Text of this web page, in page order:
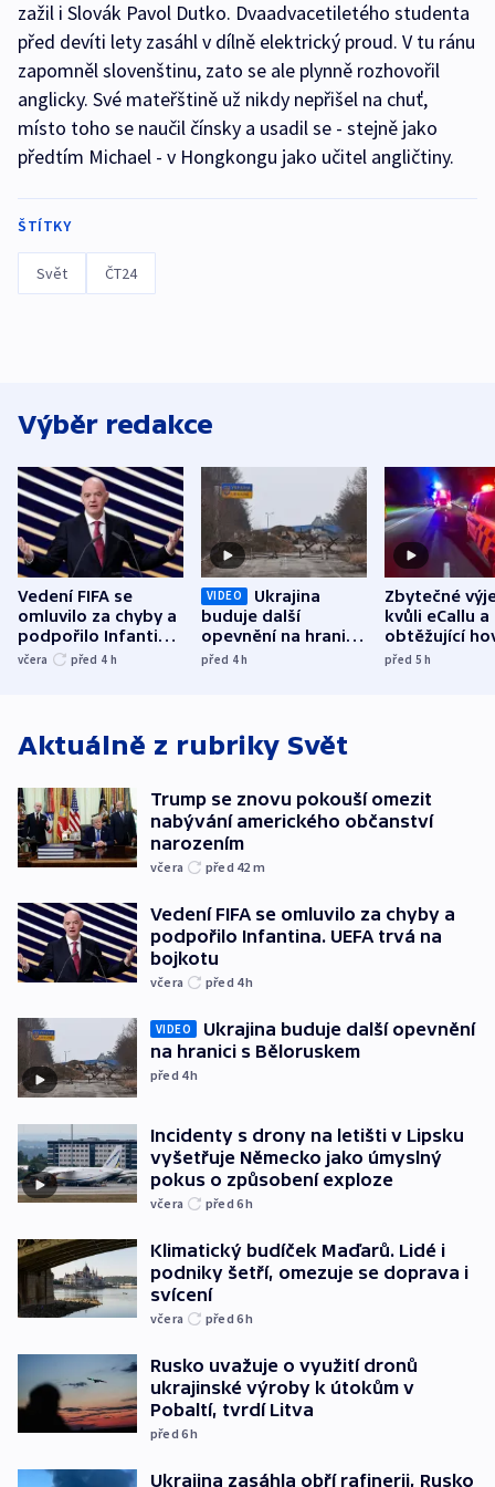
zažil i Slovák Pavol Dutko. Dvaadvacetiletého studenta
před devíti lety zasáhl v dílně elektrický proud. V tu ránu
zapomněl slovenštinu, zato se ale plynně rozhovořil
anglicky. Své mateřštině už nikdy nepřišel na chuť,
místo toho se naučil čínsky a usadil se - stejně jako
předtím Michael - v Hongkongu jako učitel angličtiny.
ŠTÍTKY
Svět ČT24
Výběr redakce
Vedení FIFA se
omluvilo za chyby a
podpořilo Infantina.
UEFA trvá na
včera před 4 h
VIDEO
Ukrajina
buduje další
opevnění na hranici
s Běloruskem
před 4h
Zbytečné
kvůli eCallu a
obtěžující
zdržují
před 5h
Aktuálně z rubriky Svět
Trump se znovu pokouší omezit
nabývání amerického občanství
narozením
včera před 42 m
Vedení FIFA se omluvilo za chyby a
podpořilo Infantina. UEFA trvá na
bojkotu
včera před 4h
VIDEO
Ukrajina buduje další opevnění
na hranici s Běloruskem
před 4h
Incidenty s drony na letišti v Lipsku
vyšetřuje Německo jako úmyslný
pokus o způsobení exploze
včera před 6h
Klimatický budíček Maďarů. Lidé i
podniky šetří, omezuje se doprava i
svícení
včera před 6h
Rusko uvažuje o využití dronů
ukrajinské výroby k útokům v
Pobaltí, tvrdí Litva
před 6h
Ukrajina zasáhla obří rafinerii, Rusko